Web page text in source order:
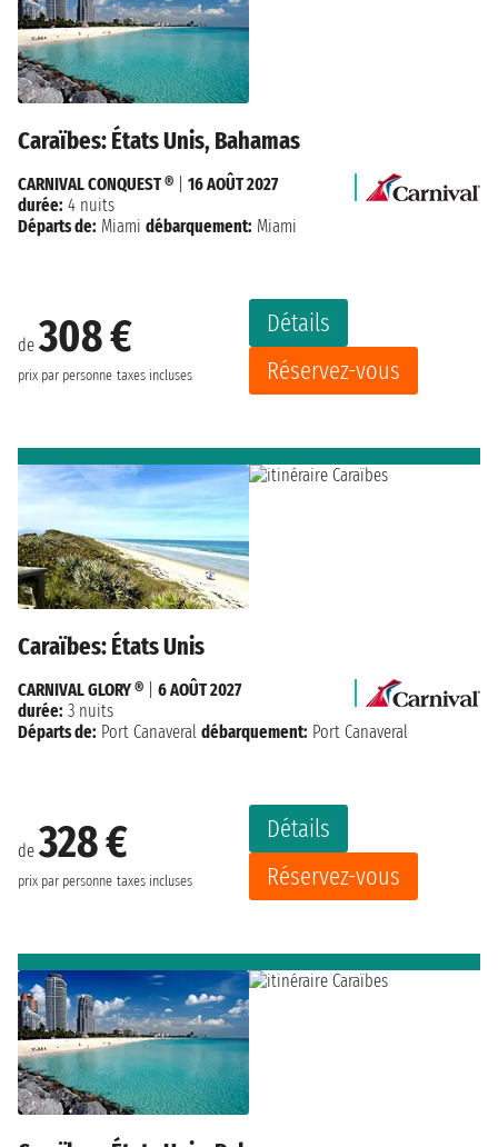
Caraïbes: États Unis, Bahamas
de308 €
prix par personne taxes incluses
Détails
Réservez-vous
CARNIVAL CONQUEST ®
16 AOÛT 2027
durée: 4 nuits
Départs de: Miami débarquement: Miami
Caraïbes: États Unis
de328 €
prix par personne taxes incluses
Détails
Réservez-vous
CARNIVAL GLORY ®
6 AOÛT 2027
durée: 3 nuits
Départs de: Port Canaveral débarquement: Port Canaveral